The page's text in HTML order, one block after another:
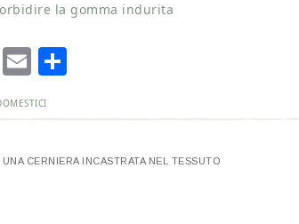
la gomma indurita
Pinterest
Email
CERNIERA INCASTRATA NEL TESSUTO